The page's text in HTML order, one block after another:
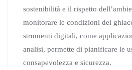
sostenibilità e il rispetto
monitorare le condizioni del
strumenti digitali, come
analisi, permette di pianificare le
consapevolezza e sicurezza.